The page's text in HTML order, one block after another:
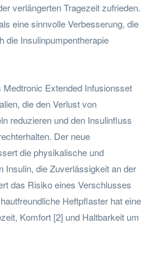
verlängerten Tragezeit zufrieden.
eine sinnvolle Verbesserung, die
die Insulinpumpentherapie
Extended Infusionsset
die den Verlust von
reduzieren und den Insulinfluss
Der neue
die physikalische und
Insulin, die Zuverlässigkeit an der
das Risiko eines Verschlusses
Heftpflaster hat eine
Komfort [2] und Haltbarkeit um